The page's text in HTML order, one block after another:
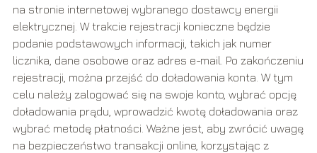
na stronie internetowej wybranego dostawcy energii
elektrycznej. W trakcie rejestracji konieczne będzie
podanie podstawowych informacji, takich jak numer
licznika, dane osobowe oraz adres e-mail. Po zakończeniu
rejestracji, można przejść do doładowania konta. W tym
celu należy zalogować się na swoje konto, wybrać opcję
doładowania prądu, wprowadzić kwotę doładowania oraz
wybrać metodę płatności. Ważne jest, aby zwrócić uwagę
na bezpieczeństwo transakcji online, korzystając z